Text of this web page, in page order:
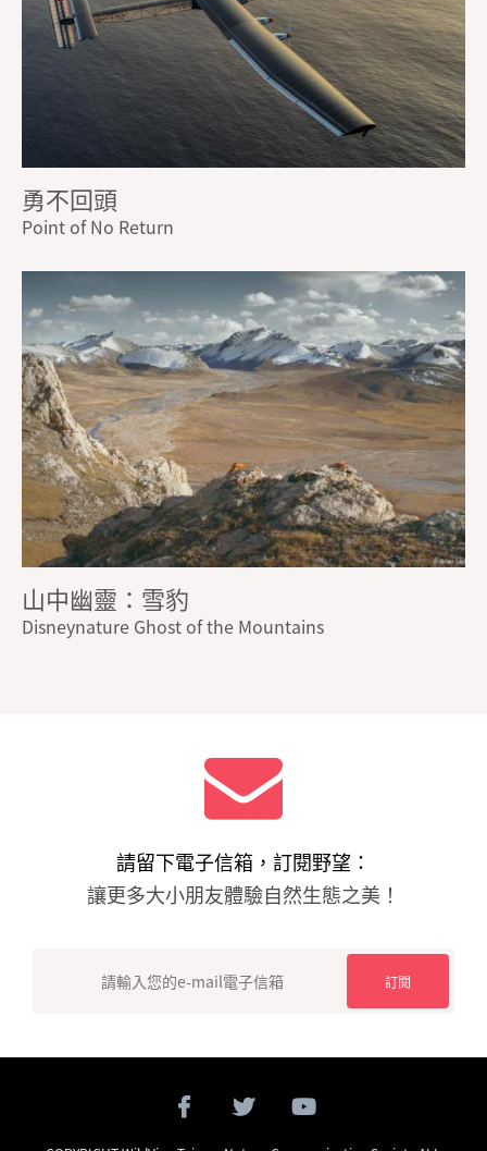
勇不回頭
Point of No Return
山中幽靈：雪豹
Disneynature Ghost of the Mountains
請留下電子信箱，訂閱野望：
讓更多大小朋友體驗自然生態之美！